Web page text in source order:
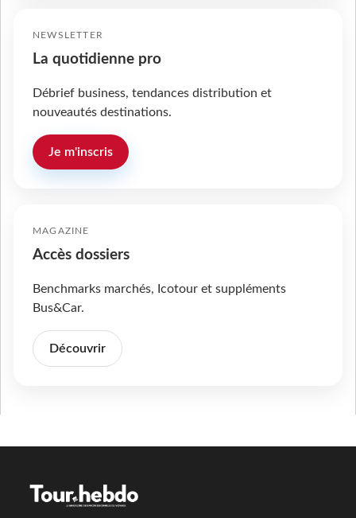
NEWSLETTER
La quotidienne pro
Débrief business, tendances distribution et
nouveautés destinations.
Je m'inscris
MAGAZINE
Accès dossiers
Benchmarks marchés, Icotour et suppléments
Bus&Car.
Découvrir